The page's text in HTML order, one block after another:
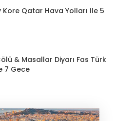
Kore Qatar Hava Yolları Ile 5
& Masallar Diyarı Fas Türk
7 Gece